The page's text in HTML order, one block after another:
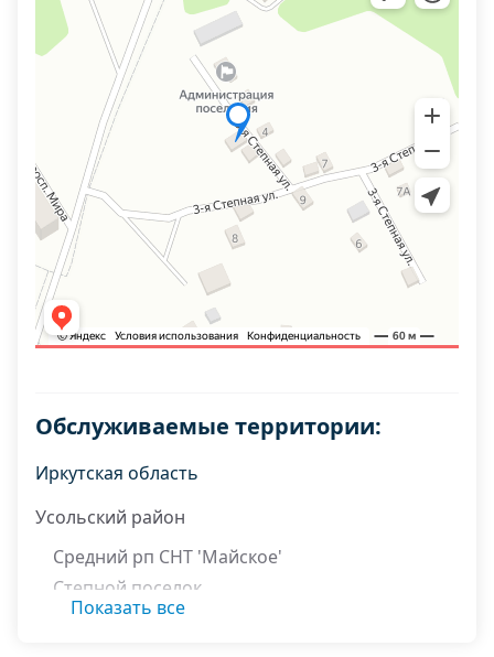
Обслуживаемые территории:
Иркутская область
Усольский район
Средний рп СНТ 'Майское'
Степной поселок
Показать все